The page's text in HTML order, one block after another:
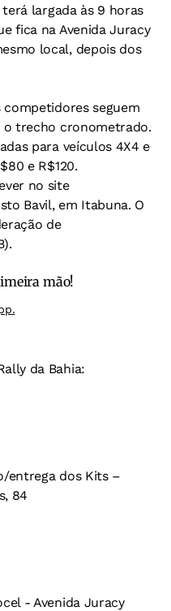
largada às 9 horas
fica na Avenida Juracy
local, depois dos
competidores seguem
o trecho cronometrado.
para veículos 4X4 e
e R$120.
no site
Bavil, em Itabuna. O
de
mão!
da Bahia:
entrega dos Kits –
84
- Avenida Juracy